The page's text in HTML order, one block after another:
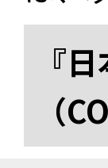
『
（